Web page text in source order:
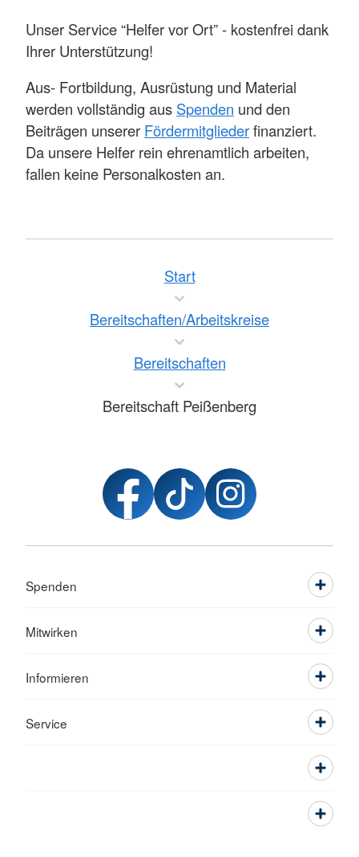
Unser Service “Helfer vor Ort” - kostenfrei dank
Ihrer Unterstützung!
Aus- Fortbildung, Ausrüstung und Material
werden vollständig aus Spenden und den
Beiträgen unserer Fördermitgliederfinanziert.
Da unsere Helfer rein ehrenamtlich arbeiten,
fallen keine Personalkosten an.
Start
Bereitschaften/Arbeitskreise
Bereitschaften
Bereitschaft Peißenberg
Spenden
Mitwirken
Informieren
Service